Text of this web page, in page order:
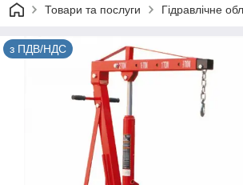
Товари та послуги Гідравлічне
з ПДВ/НДС